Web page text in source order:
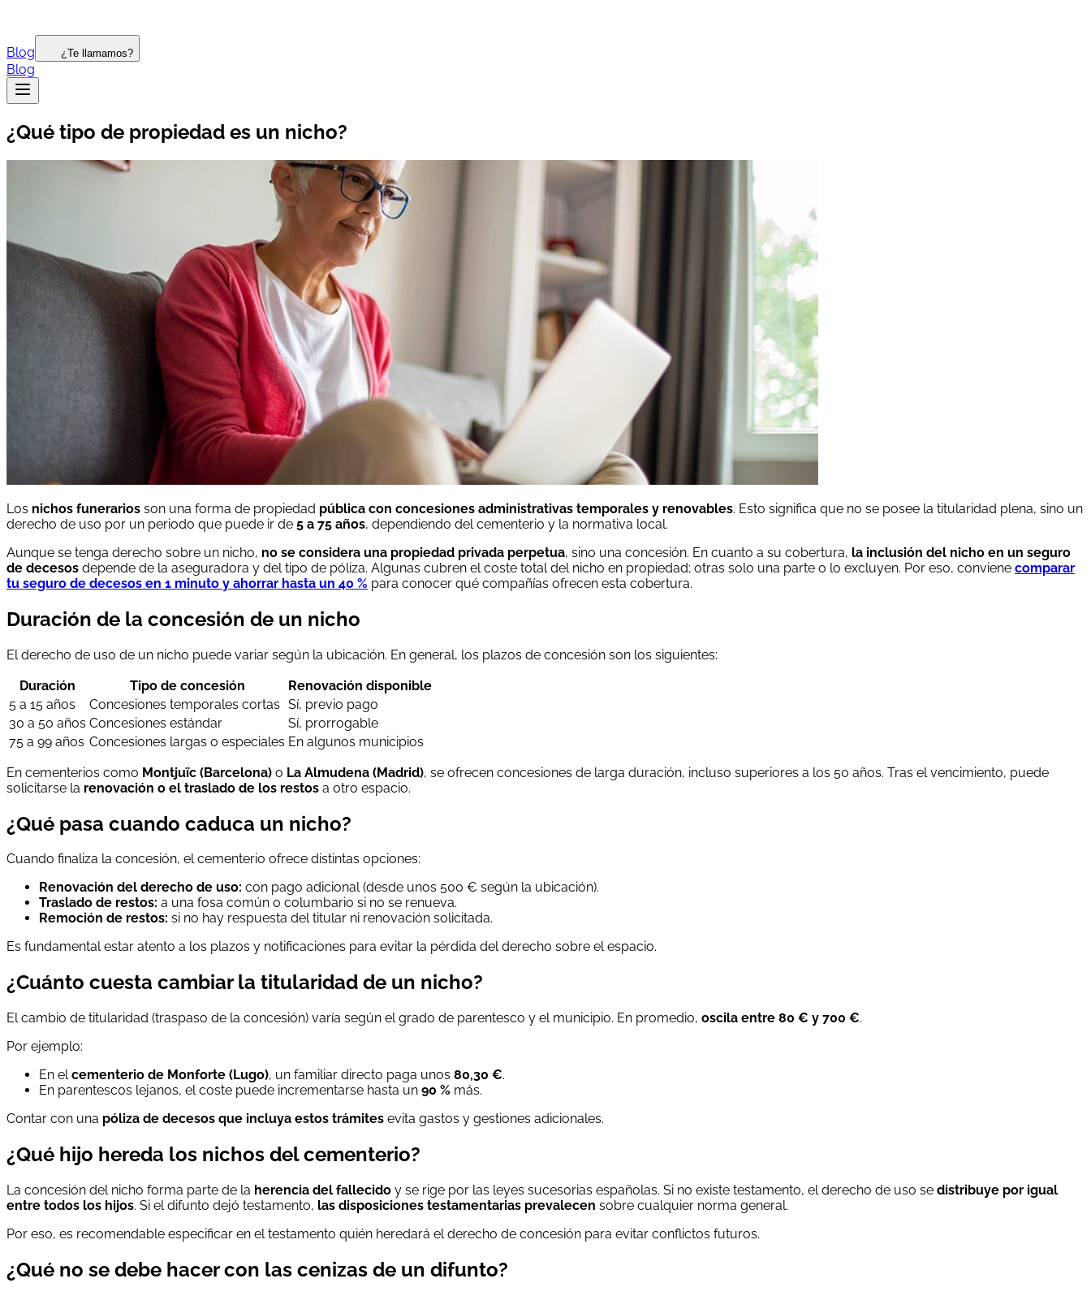
Blog ¿Te llamamos?
Blog
¿Qué tipo de propiedad es un nicho?
Los nichos funerarios son una forma de propiedad pública con concesiones administrativas temporales y renovables. Esto significa que no se posee la titularidad plena, sino un
derecho de uso por un periodo que puede ir de 5 a 75 años, dependiendo del cementerio y la normativa local.
Aunque se tenga derecho sobre un nicho, no se considera una propiedad privada perpetua, sino una concesión. En cuanto a su cobertura, la inclusión del nicho en un seguro
de decesos depende de la aseguradora y del tipo de póliza. Algunas cubren el coste total del nicho en propiedad; otras solo una parte o lo excluyen. Por eso, conviene comparar
tu seguro de decesos en 1 minuto y ahorrar hasta un 40 % para conocer qué compañías ofrecen esta cobertura.
Duración de la concesión de un nicho
El derecho de uso de un nicho puede variar según la ubicación. En general, los plazos de concesión son los siguientes:
Duración
Tipo de concesión
Renovación disponible
5 a 15 años
Concesiones temporales cortas Sí, previo pago
30 a 50 años Concesiones estándar
Sí, prorrogable
75 a 99 años Concesiones largas o especiales En algunos municipios
En cementerios como Montjuïc (Barcelona) o La Almudena (Madrid), se ofrecen concesiones de larga duración, incluso superiores a los 50 años. Tras el vencimiento, puede
solicitarse la renovación o el traslado de los restos a otro espacio.
¿Qué pasa cuando caduca un nicho?
Cuando finaliza la concesión, el cementerio ofrece distintas opciones:
Renovación del derecho de uso: con pago adicional (desde unos 500 € según la ubicación).
Traslado de restos: a una fosa común o columbario si no se renueva.
Remoción de restos: si no hay respuesta del titular ni renovación solicitada.
Es fundamental estar atento a los plazos y notificaciones para evitar la pérdida del derecho sobre el espacio.
¿Cuánto cuesta cambiar la titularidad de un nicho?
El cambio de titularidad (traspaso de la concesión) varía según el grado de parentesco y el municipio. En promedio, oscila entre 80 € y 700 €.
Por ejemplo:
En elcementerio de Monforte (Lugo), un familiar directo paga unos 80,30 €.
En parentescos lejanos, el coste puede incrementarse hasta un 90 % más.
Contar con una póliza de decesos que incluya estos trámites evita gastos y gestiones adicionales.
¿Qué hijo hereda los nichos del cementerio?
La concesión del nicho forma parte de la herencia del fallecido y se rige por las leyes sucesorias españolas. Si no existe testamento, el derecho de uso se distribuye por igual
entre todos los hijos. Si el difunto dejó testamento, las disposiciones testamentarias prevalecen sobre cualquier norma general.
Por eso, es recomendable especificar en el testamento quién heredará el derecho de concesión para evitar conflictos futuros.
¿Qué no se debe hacer con las cenizas de un difunto?